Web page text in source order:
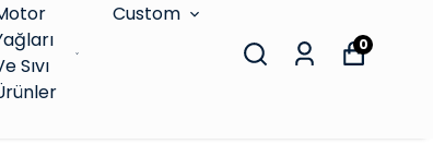
Sıvı
Custom
0